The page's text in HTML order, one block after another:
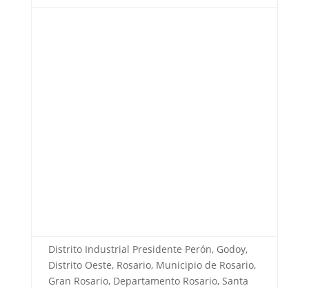
Distrito Industrial Presidente Perón, Godoy,
Distrito Oeste, Rosario, Municipio de Rosario,
Gran Rosario, Departamento Rosario, Santa